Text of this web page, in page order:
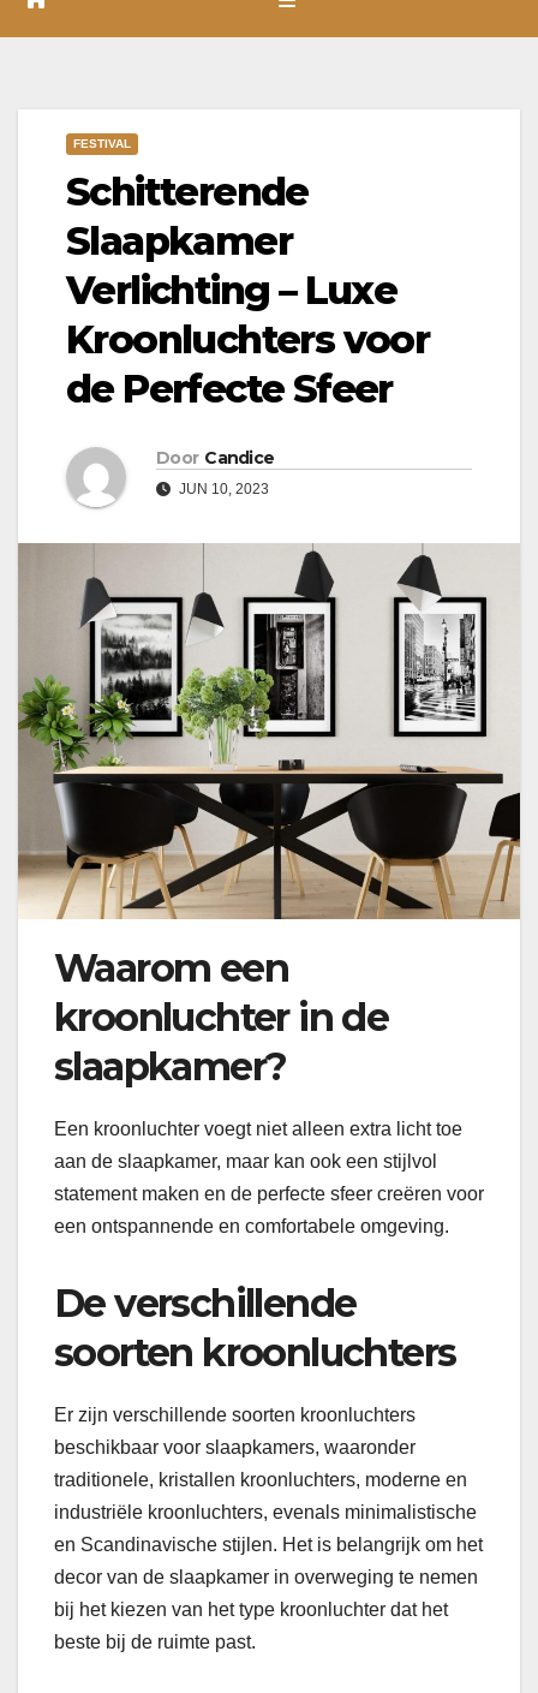
FESTIVAL
Schitterende
Slaapkamer
Verlichting – Luxe
Kroonluchters voor
de Perfecte Sfeer
Door Candice
JUN 10, 2023
Waarom een
kroonluchter in de
slaapkamer?
Een kroonluchter voegt niet alleen extra licht toe
aan de slaapkamer, maar kan ook een stijlvol
statement maken en de perfecte sfeer creëren voor
een ontspannende en comfortabele omgeving.
De verschillende
soorten kroonluchters
Er zijn verschillende soorten kroonluchters
beschikbaar voor slaapkamers, waaronder
traditionele, kristallen kroonluchters, moderne en
industriële kroonluchters, evenals minimalistische
en Scandinavische stijlen. Het is belangrijk om het
decor van de slaapkamer in overweging te nemen
bij het kiezen van het type kroonluchter dat het
beste bij de ruimte past.